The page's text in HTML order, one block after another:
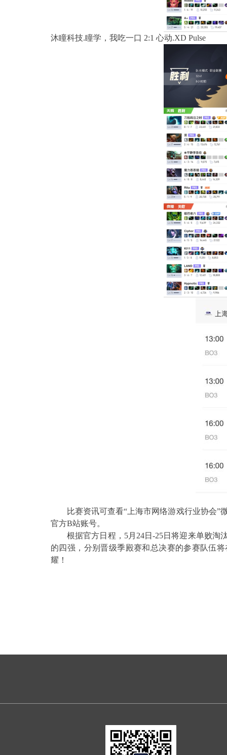
沐瞳科技.瞳学，我吃一口 2:1 心动.XD Pulse
比赛资讯可查看“上海市网络游戏行业协会”
官方B站账号。
根据官方日程， 5月24日-25日将迎来单败淘
的四强， 分别晋级季殿赛和总决赛的参赛队伍将
耀！